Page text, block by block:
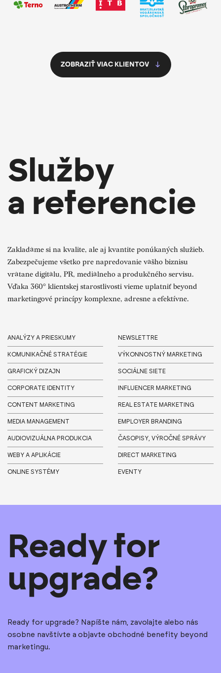
ZOBRAZIŤ VIAC KLIENTOV
Služby
a referencie
Zakladáme si na kvalite, ale aj kvantite ponúkaných služieb.
Zabezpečujeme všetko pre napredovanie vášho biznisu
vrátane digitálu, PR, mediálneho a produkčného servisu.
Vďaka 360° klientskej starostlivosti vieme uplatniť beyond
marketingové princípy komplexne, adresne a efektívne.
ANALÝZY A PRIESKUMY
KOMUNIKAČNÉ STRATÉGIE
GRAFICKÝ DIZAJN
CORPORATE IDENTITY
CONTENT MARKETING
MEDIA MANAGEMENT
AUDIOVIZUÁLNA PRODUKCIA
WEBY A APLIKÁCIE
ONLINE SYSTÉMY
NEWSLETTRE
VÝKONNOSTNÝ MARKETING
SOCIÁLNE SIETE
INFLUENCER MARKETING
REAL ESTATE MARKETING
EMPLOYER BRANDING
ČASOPISY, VÝROČNÉ SPRÁVY
DIRECT MARKETING
EVENTY
Ready for
upgrade?
Ready for upgrade? Napíšte nám, zavolajte alebo nás
osobne navštívte a objavte obchodné benefity beyond
marketingu.